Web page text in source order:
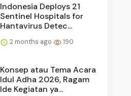
Indonesia Deploys 21
Sentinel Hospitals for
Hantavirus Detec...
2 months ago 190
Konsep atau Tema Acara
Idul Adha 2026, Ragam
Ide Kegiatan ya...